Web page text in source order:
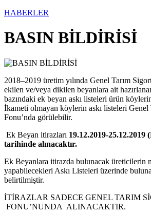
HABERLER
BASIN BİLDİRİSİ
2018–2019 üretim yılında Genel Tarım
ekilen ve/veya dikilen beyanlara ait
bazındaki ek beyan askı listeleri ürün
İkameti olmayan köylerin askı listeleri Genel
Fonu’nda görülebilir.
Ek Beyan itirazları 19.12.2019-
tarihinde alınacaktır.
Ek Beyanlara itirazda bulunacak üreticilerin
yapabilecekleri Askı Listeleri üzerinde
belirtilmiştir.
İTİRAZLAR SADECE GENEL TARIM
FONU’NUNDA ALINACAKTIR.